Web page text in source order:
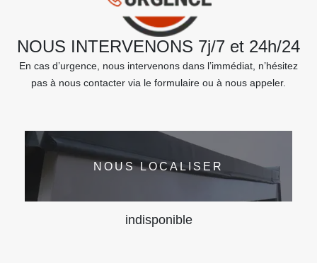
NOUS INTERVENONS 7j/7 et 24h/24
En cas d’urgence, nous intervenons dans l’immédiat, n’hésitez
pas à nous contacter via le formulaire ou à nous appeler.
NOUS LOCALISER
indisponible